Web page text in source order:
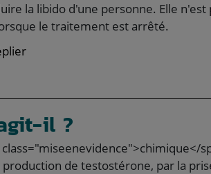
la libido d'une personne. Elle
le traitement est arrêté.
il ?
class="miseenevidence">chimique</
de testostérone, par la